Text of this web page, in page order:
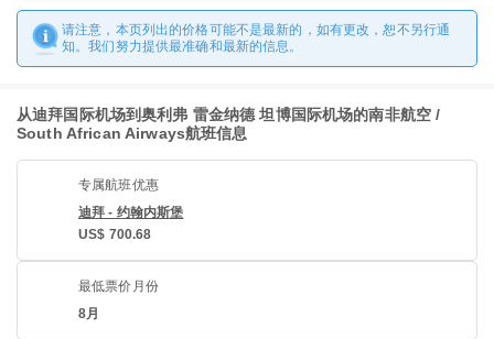
请注意，本页列出的价格可能不是最新的，如有更改，恕不另行通
知。我们努力提供最准确和最新的信息。
从迪拜国际机场到奥利弗 雷金纳德 坦博国际机场的南非航空 /
South African Airways航班信息
专属航班优惠
迪拜 - 约翰内斯堡
US$ 700.68
最低票价月份
8月